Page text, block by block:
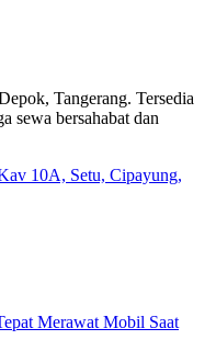
Tangerang. Tersedia
sewa bersahabat dan
10A, Setu, Cipayung,